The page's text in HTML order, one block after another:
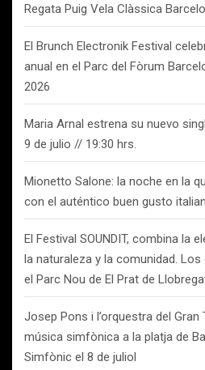
Regata Puig Vela Clàssica
El Brunch Electronik Festival
anual en el Parc del Fòrum
2026
Maria Arnal estrena su nuevo
9 de julio // 19:30 hrs.
Mionetto Salone: la noche en la
con el auténtico buen gusto
El Festival SOUNDIT, combina la
la naturaleza y la comunidad. Los
el Parc Nou de El Prat de
Josep Pons i l’orquestra del
música simfònica a la platja de
Simfònic el 8 de juliol